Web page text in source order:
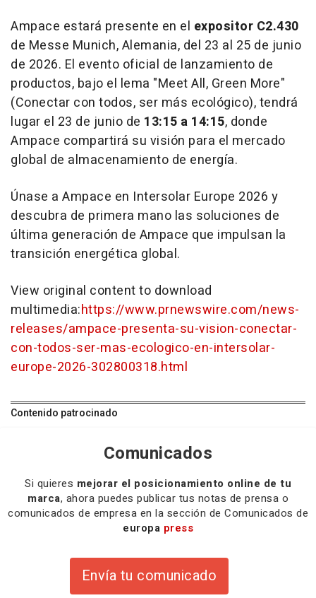
Ampace estará presente en el expositor C2.430
de Messe Munich, Alemania, del 23 al 25 de junio
de 2026. El evento oficial de lanzamiento de
productos, bajo el lema "Meet All, Green More"
(Conectar con todos, ser más ecológico), tendrá
lugar el 23 de junio de 13:15 a 14:15, donde
Ampace compartirá su visión para el mercado
global de almacenamiento de energía.
Únase a Ampace en Intersolar Europe 2026 y
descubra de primera mano las soluciones de
última generación de Ampace que impulsan la
transición energética global.
View original content to download
multimedia:https://www.prnewswire.com/news-
releases/ampace-presenta-su-vision-conectar-
con-todos-ser-mas-ecologico-en-intersolar-
europe-2026-302800318.html
Contenido patrocinado
Comunicados
Si quieres mejorar el posicionamiento online de tu
marca, ahora puedes publicar tus notas de prensa o
comunicados de empresa en la sección de Comunicados de
europa press
Envía tu comunicado